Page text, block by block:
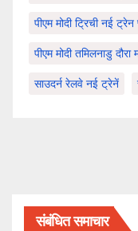
पीएम मोदी ट्रिची नई
पीएम मोदी तमिलनाडु दौरा
साउदर्न रेलवे नई ट्रेनें
संबंधित समाचार